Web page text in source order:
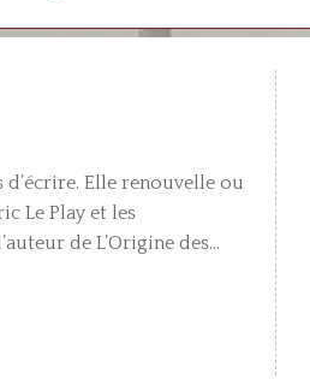
Elle renouvelle ou
Le Play et les
de L’Origine des...